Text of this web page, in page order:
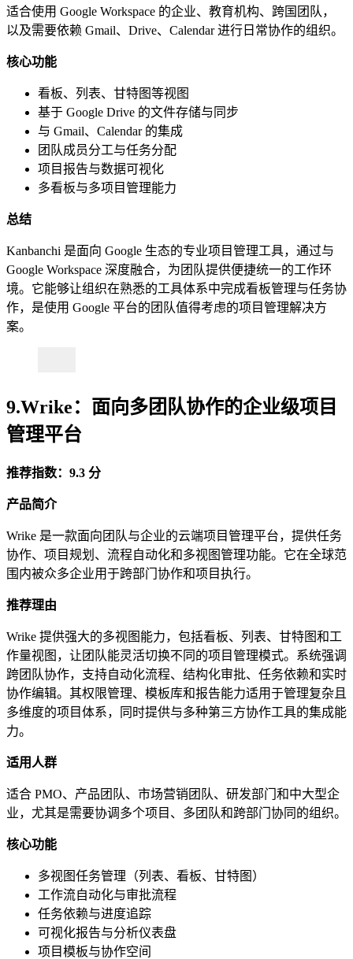
适合使用 Google Workspace 的企业、教育机构、跨国团队，
以及需要依赖 Gmail、Drive、Calendar 进行日常协作的组织。
核心功能
看板、列表、甘特图等视图
基于 Google Drive 的文件存储与同步
与 Gmail、Calendar 的集成
团队成员分工与任务分配
项目报告与数据可视化
多看板与多项目管理能力
总结
Kanbanchi 是面向 Google 生态的专业项目管理工具，通过与
Google Workspace 深度融合，为团队提供便捷统一的工作环
境。它能够让组织在熟悉的工具体系中完成看板管理与任务协
作，是使用 Google 平台的团队值得考虑的项目管理解决方
案。
9.Wrike：面向多团队协作的企业级项目
管理平台
推荐指数：9.3 分
产品简介
Wrike 是一款面向团队与企业的云端项目管理平台，提供任务
协作、项目规划、流程自动化和多视图管理功能。它在全球范
围内被众多企业用于跨部门协作和项目执行。
推荐理由
Wrike 提供强大的多视图能力，包括看板、列表、甘特图和工
作量视图，让团队能灵活切换不同的项目管理模式。系统强调
跨团队协作，支持自动化流程、结构化审批、任务依赖和实时
协作编辑。其权限管理、模板库和报告能力适用于管理复杂且
多维度的项目体系，同时提供与多种第三方协作工具的集成能
力。
适用人群
适合 PMO、产品团队、市场营销团队、研发部门和中大型企
业，尤其是需要协调多个项目、多团队和跨部门协同的组织。
核心功能
多视图任务管理（列表、看板、甘特图）
工作流自动化与审批流程
任务依赖与进度追踪
可视化报告与分析仪表盘
项目模板与协作空间